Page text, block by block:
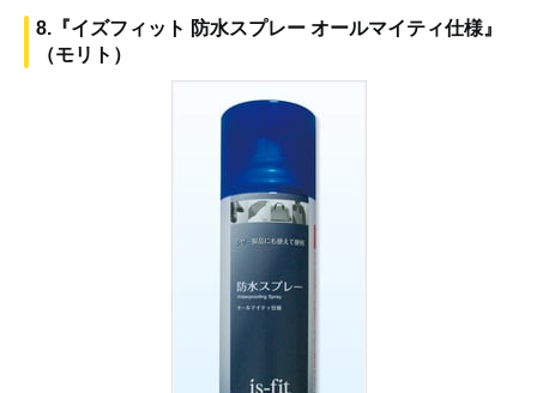
8.『イズフィット 防水スプレー オールマイティ仕様』
（モリト）